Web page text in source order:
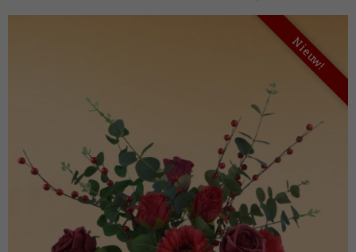
Nieuw!